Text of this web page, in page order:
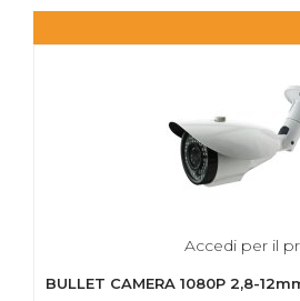
Accedi per il
BULLET CAMERA 1080P 2,8-